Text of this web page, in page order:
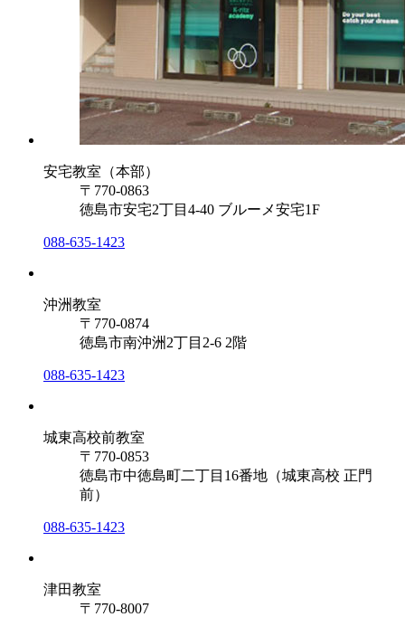
安宅教室（本部）
〒770-0863
徳島市安宅2丁目4-40 ブルーメ安宅1F
088-635-1423
沖洲教室
〒770-0874
徳島市南沖洲2丁目2-6 2階
088-635-1423
城東高校前教室
〒770-0853
徳島市中徳島町二丁目16番地（城東高校 正門
前）
088-635-1423
津田教室
〒770-8007